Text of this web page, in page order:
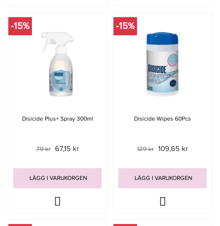
-15%
Disicide Plus+ Spray 300ml
79 kr 67,15 kr
LÄGG I VARUKORGEN
-15%
Disicide Wipes 60Pcs
129 kr 109,65 kr
LÄGG I VARUKORGEN